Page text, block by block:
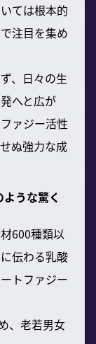
ては根本的
注目を集め
、日々の生
へと広が
ァジー活性
ぬ強力な成
うな驚く
600種類以
伝わる乳酸
トファジー
、老若男女